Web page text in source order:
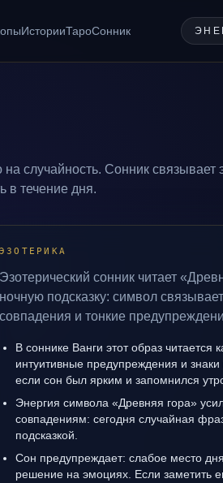
ИсторииТароСонник
случайность. Сонник связывает
в течение дня.
ЭЗОТЕРИКА
Эзотерический сонник читает
ночную подсказку: символ
совпадения и тонкие
В соннике Ванги этот образ читается
интуитивные предупреждения и
если сон был ярким и запомнился
Энергия символа «Древняя гора»
совпадениям: сегодня случайная
подсказкой.
Сон предупреждает: слабое место
решение на эмоциях. Если заметить